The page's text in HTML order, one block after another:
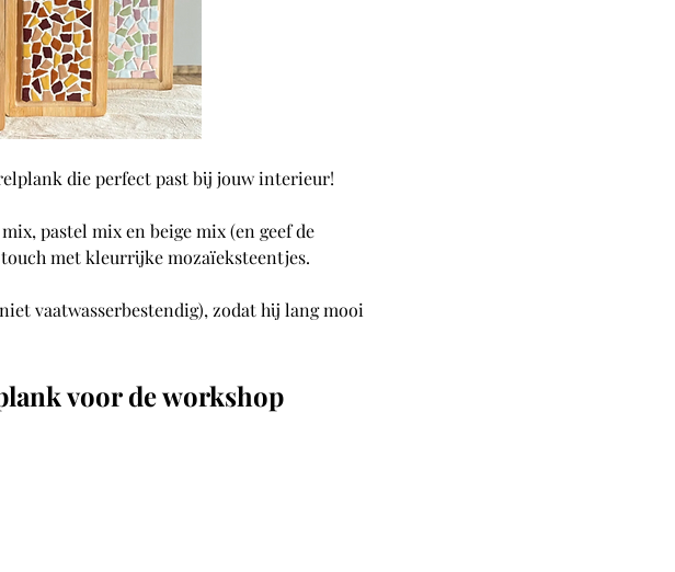
die perfect past bij jouw interieur!
pastel mix en beige mix (en geef de
met kleurrijke mozaïeksteentjes.
vaatwasserbestendig), zodat hij lang mooi
voor de workshop